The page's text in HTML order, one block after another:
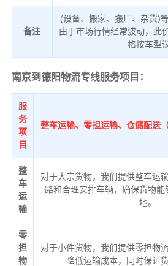
备注
(设备、搬家、搬厂、杂货)
由于市场行情经常波动，此
格按车型
南京到德阳物流专线服务项目：
服
务
项
目
整车运输、零担运输、仓储配送
整
车
运
输
对于大宗货物，我们提供整车运
路和合理安排车辆，确保货物
地。
零
担
物
对于小件货物，我们提供零担物
降低运输成本，同时保证